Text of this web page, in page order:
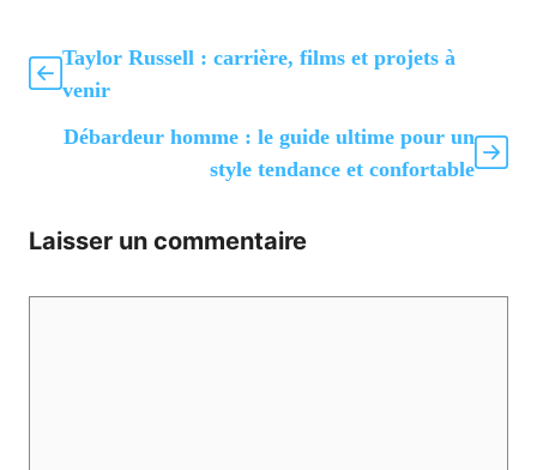
Taylor Russell : carrière, films et projets à
venir
Débardeur homme : le guide ultime pour un
style tendance et confortable
Laisser un commentaire